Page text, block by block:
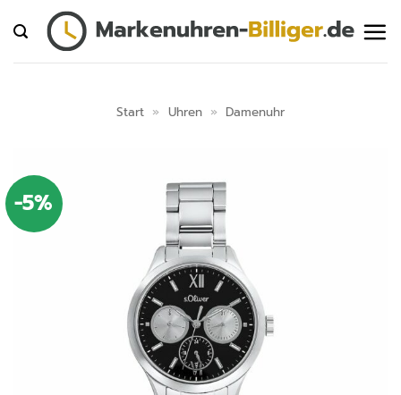
Inhalt
springen
Start » Uhren » Damenuhr
-5%